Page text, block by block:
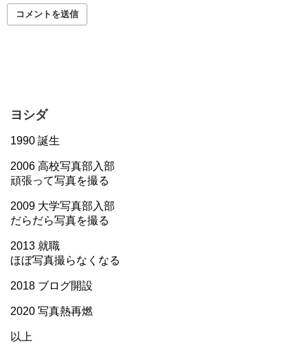
ヨシダ
1990 誕生
2006 高校写真部入部
頑張って写真を撮る
2009 大学写真部入部
だらだら写真を撮る
2013 就職
ほぼ写真撮らなくなる
2018 ブログ開設
2020 写真熱再燃
以上